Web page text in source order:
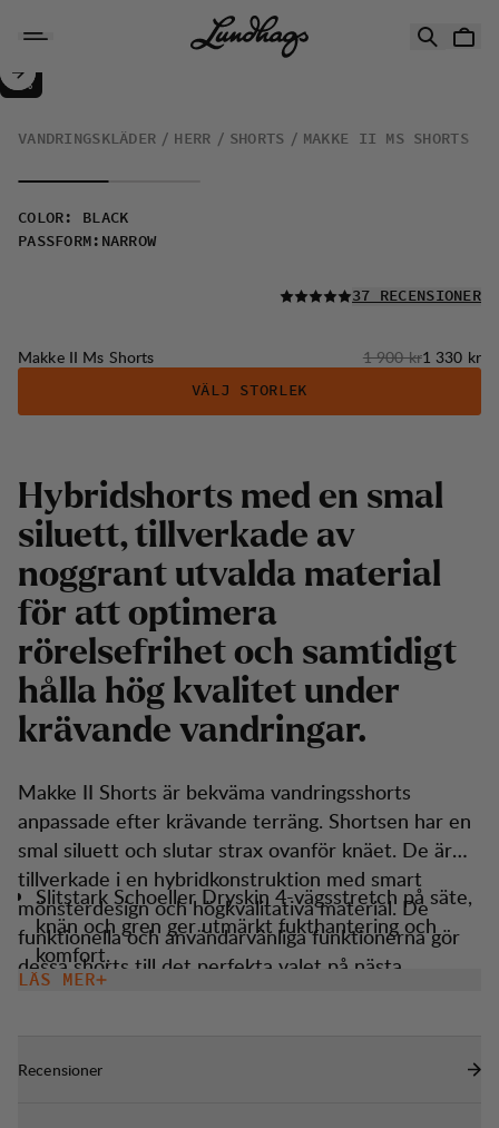
Makke II Ms Shorts
REA:
30%
VANDRINGSKLÄDER HERR SHORTS MAKKE II MS SHORTS
COLOR :
BLACK
PASSFORM : NARROW
LÄS ALLA
37 RECENSIONER
Makke II Ms Shorts Originalpris:
1 900 krReapris:
1 330 kr
VÄLJ STORLEK
Hybridshorts med en smal
siluett, tillverkade av
noggrant utvalda material
för att optimera
rörelsefrihet och samtidigt
hålla hög kvalitet under
krävande vandringar.
Makke II Shorts är bekväma vandringsshorts
anpassade efter krävande terräng. Shortsen har en
smal siluett och slutar strax ovanför knäet. De är
tillverkade i en hybridkonstruktion med smart
mönsterdesign och högkvalitativa material. De
funktionella och användarvänliga funktionerna gör
dessa shorts till det perfekta valet på nästa
vandringstur.
Slitstark Schoeller Dryskin 4-vägsstretch på säte,
knän och gren ger utmärkt fukthantering och
komfort.
Justering i midjan för perfekt passform.
Två rymliga lårfickor med dragkedjor och
LÄS MER
Recensioner